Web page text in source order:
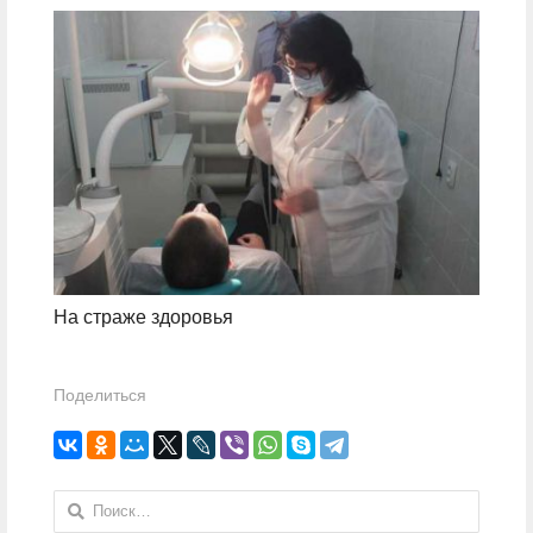
На страже здоровья
Поделиться
Найти: